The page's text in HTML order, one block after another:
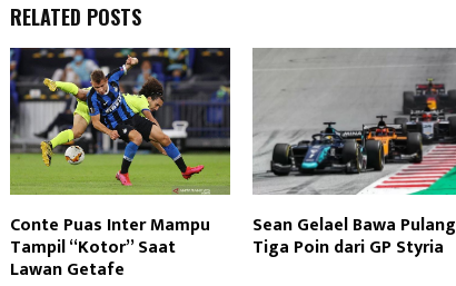
RELATED POSTS
Conte Puas Inter Mampu
Tampil “Kotor” Saat
Lawan Getafe
Sean Gelael Bawa Pulang
Tiga Poin dari GP Styria